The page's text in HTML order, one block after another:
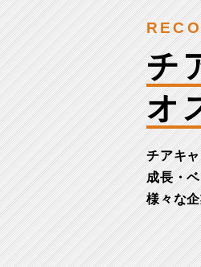
チ
オ
チアキ
成長・
様々な